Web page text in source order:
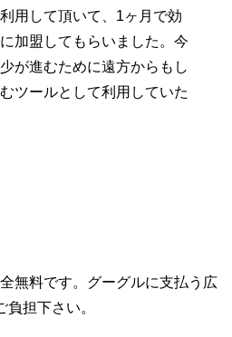
用して頂いて、1ヶ月で効
加盟してもらいました。今
が進むために遠方からもし
ツールとして利用していた
無料です。グーグルに支払う広
担下さい。